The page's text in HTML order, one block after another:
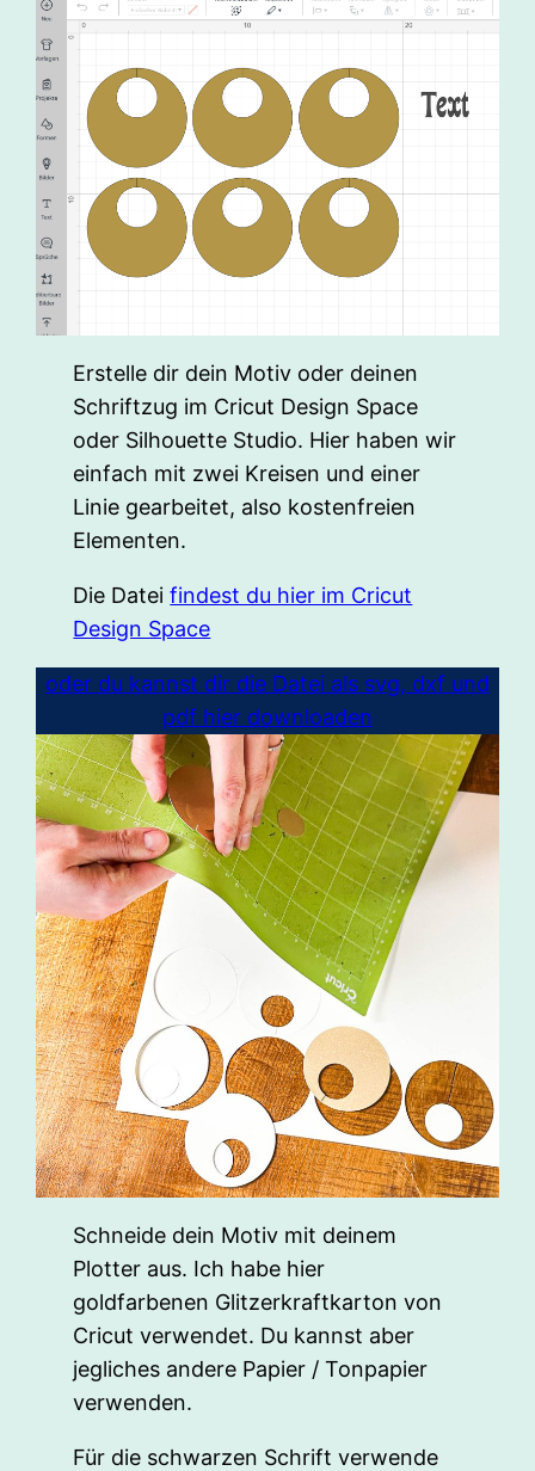
Erstelle dir dein Motiv oder deinen
Schriftzug im Cricut Design Space
oder Silhouette Studio. Hier haben wir
einfach mit zwei Kreisen und einer
Linie gearbeitet, also kostenfreien
Elementen.
Die Dateifindest du hier im Cricut
Design Space
oder du kannst dir die Datei als svg, dxf und
pdf hier downloaden
Schneide dein Motiv mit deinem
Plotter aus. Ich habe hier
goldfarbenen Glitzerkraftkarton von
Cricut verwendet. Du kannst aber
jegliches andere Papier / Tonpapier
verwenden.
Für die schwarzen Schrift verwende